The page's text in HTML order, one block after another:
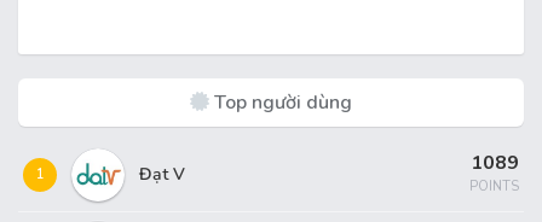
Top người dùng
1 Đạt V 1089
POINTS